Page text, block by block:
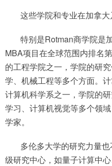
这些学院和专业在加拿大
特别是Rotman商学院是
MBA项目在全球范围内排名
的工程学院之一，学院的研
学、机械工程等多个方面。
计算机科学系之一，学院的
学习、计算机视觉等多个领
学家。
多伦多大学的研究力量
级研究中心，如量子计算中